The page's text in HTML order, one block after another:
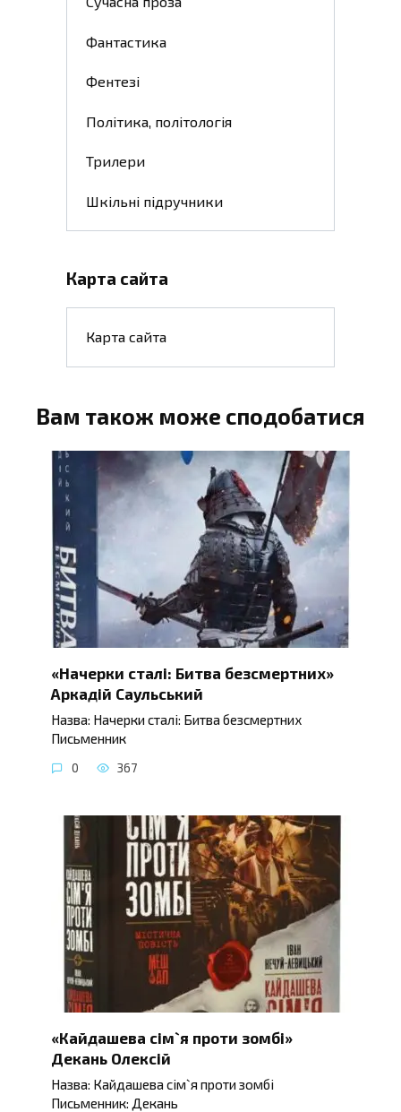
Фантастика
Фентезі
Політика, політологія
Трилери
Шкільні підручники
Карта сайта
Карта сайта
Вам також може сподобатися
«Начерки сталі: Битва безсмертних»
Аркадій Саульський
Назва: Начерки сталі: Битва безсмертних
Письменник
0 367
«Кайдашева сім`я проти зомбі»
Декань Олексій
Назва: Кайдашева сім`я проти зомбі
Письменник: Декань